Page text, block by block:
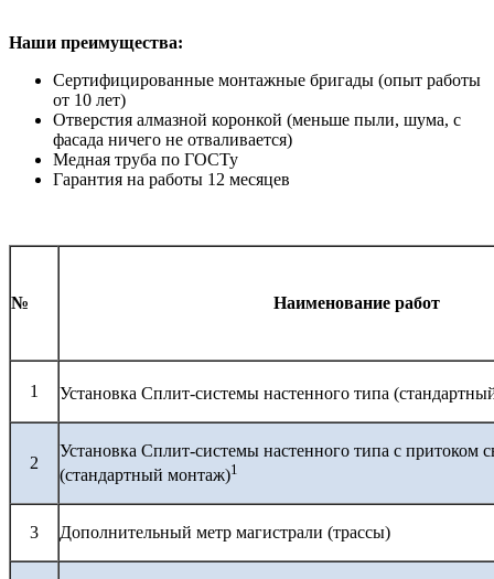
Наши преимущества:
Сертифицированные монтажные бригады (опыт работы
от 10 лет)
Отверстия алмазной коронкой (меньше пыли, шума, с
фасада ничего не отваливается)
Медная труба по ГОСТу
Гарантия на работы 12 месяцев
№ Наименование работ
1 Установка Сплит-системы настенного типа
2
Установка Сплит-системы настенного типа с притоком
(стандартный монтаж)1
3 Дополнительный метр магистрали (трассы)